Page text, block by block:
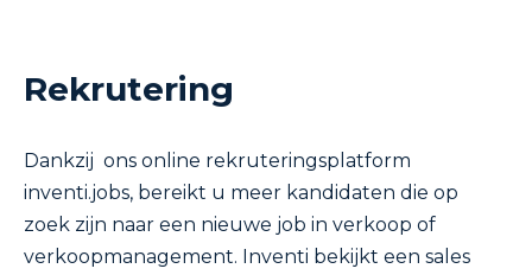
Rekrutering
Dankzij ons online rekruteringsplatform
inventi.jobs, bereikt u meer kandidaten die op
zoek zijn naar een nieuwe job in verkoop of
verkoopmanagement. Inventi bekijkt een sales